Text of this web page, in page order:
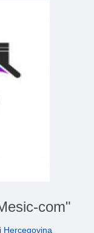
com"
Hercegovina